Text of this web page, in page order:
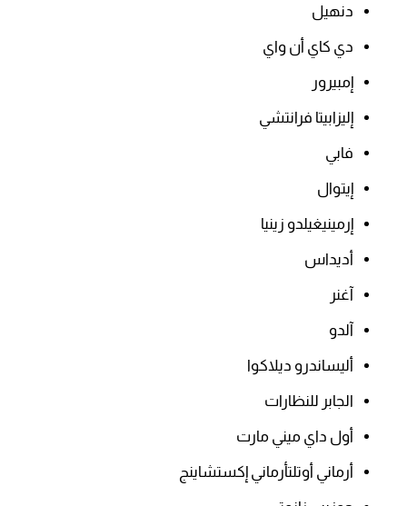
دنهيل
دي كاي أن واي
إمبيرور
إليزابيتا فرانتشي
فابي
إيتوال
إرمينيغيلدو زينيا
أديداس
آغنر
آلدو
أليساندرو ديلاكوا
الجابر للنظارات
أول داي ميني مارت
أرماني أوتلتأرماني إكستشاينج